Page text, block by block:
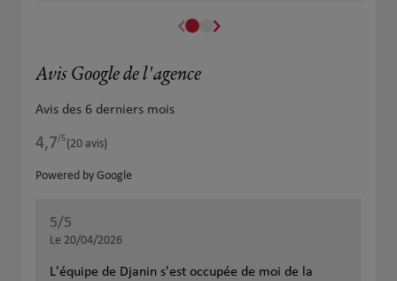
Avis Google de l'agence
Avis des 6 derniers mois
4,7/5Note de 4.7 sur 5
(20 avis)
Powered by Google
5/5
Le 20/04/2026
L'équipe de Djanin s'est occupée de moi de la